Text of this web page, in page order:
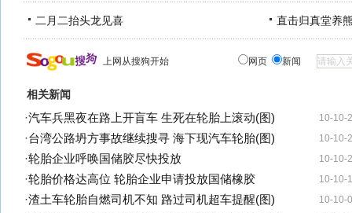
二月二抬头龙见喜 直击归真堂养
上网从搜狗开始 网页 新闻
相关新闻
10-10-
·汽车兵黑夜在路上开盲车 生死在轮胎上滚动(图)
10-10-
·台湾公路坍方事故继续搜寻 海下现汽车轮胎(图)
10-10-
·轮胎企业呼唤国储胶尽快投放
10-10-
·轮胎价格达高位 轮胎企业申请投放国储橡胶
10-10-
·渣土车轮胎自燃司机不知 路过司机超车提醒(图)